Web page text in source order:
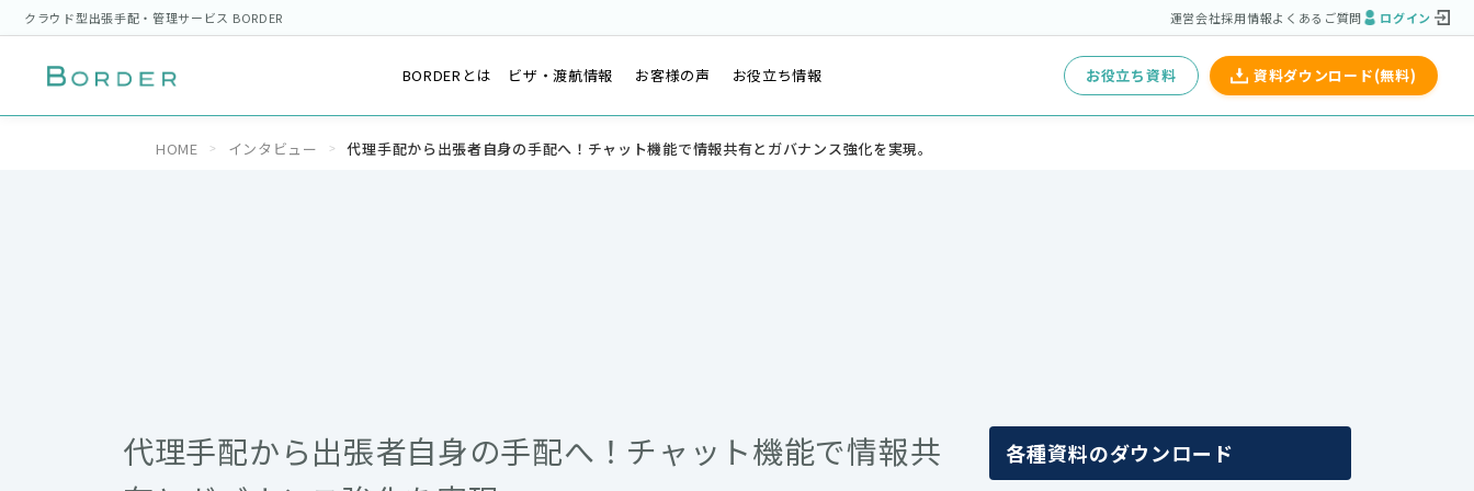
クラウド型出張手配・管理サービス BORDER 運営会社採用情報よくあるご質問 ログイン
BORDERとは ビザ・渡航情報 お客様の声 お役立ち情報 お役立ち資料 資料ダウンロード(無料)
HOME インタビュー 代理手配から出張者自身の手配へ！チャット機能で情報共有とガバナンス強化を実現。
代理手配から出張者自身の手配へ！チャット機能で情報共
各種資料のダウンロード